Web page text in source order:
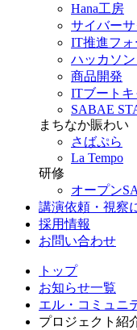
Hana工房
サイバーサ
IT推進フォ
ハッカソ
商品開発
ITブート
SABAE
まちなか賑わい
さばぷら
La Tempo
研修
オープン
講演依頼・視察
採用情報
お問い合わせ
トップ
お知らせ一覧
エル・コミュニ
プロジェクト紹